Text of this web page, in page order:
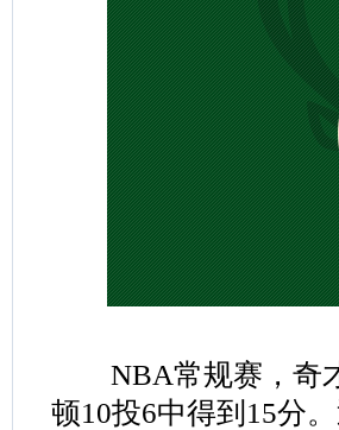
NBA常规赛，奇才
顿10投6中得到15分